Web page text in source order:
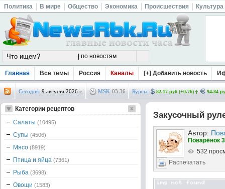
Политика В мире Общество Экономика Происшествия Культура
Главная Все темы Россия Каналы [+] Добавить новость
Сегодня: 9 августа 2026 г. MSK 03:36 Курсы: 82.17 руб (+0.76) 94.84
Закусочный
Автор:
Поварёнок
532
Распечатать
Категории рецептов
Салаты (10495)
Супы (4506)
Мясо (8919)
Птица и яйца (7361)
Рыба (3698)
Овощи (1583)